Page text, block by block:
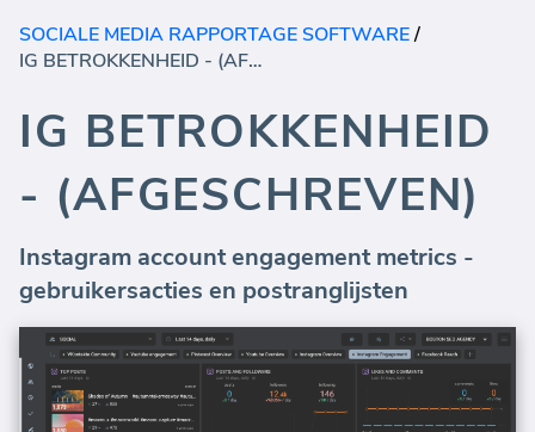
SOCIALE MEDIA RAPPORTAGE SOFTWARE/
IG BETROKKENHEID - (AFGESCHREVEN)
IG BETROKKENHEID
- (AFGESCHREVEN)
Instagram account engagement metrics -
gebruikersacties en postranglijsten